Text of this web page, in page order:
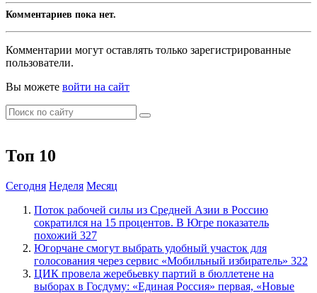
Комментариев пока нет.
Комментарии могут оставлять только зарегистрированные
пользователи.
Вы можете войти на сайт
Топ 10
Сегодня Неделя Месяц
Поток рабочей силы из Средней Азии в Россию
сократился на 15 процентов. В Югре показатель
похожий 327
Югорчане смогут выбрать удобный участок для
голосования через сервис «Мобильный избиратель» 322
ЦИК провела жеребьевку партий в бюллетене на
выборах в Госдуму: «Единая Россия» первая, «Новые